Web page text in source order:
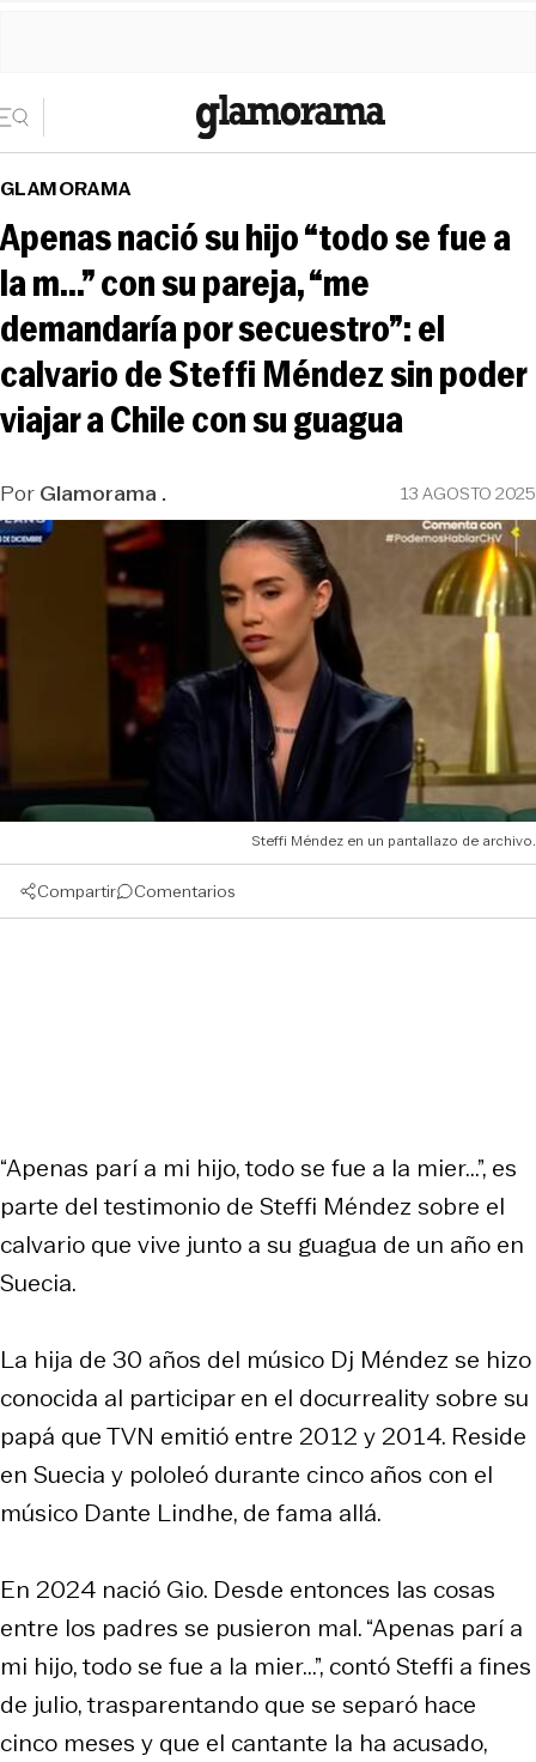
GLAMORAMA
Apenas nació su hijo “todo se fue a
la m...” con su pareja, “me
demandaría por secuestro”: el
calvario de Steffi Méndez sin poder
viajar a Chile con su guagua
PorGlamorama . 13 AGOSTO 2025
Steffi Méndez en un pantallazo de archivo.
Compartir Comentarios
“Apenas parí a mi hijo, todo se fue a la mier...”, es
parte del testimonio de Steffi Méndez sobre el
calvario que vive junto a su guagua de un año en
Suecia.
La hija de 30 años del músico Dj Méndez se hizo
conocida al participar en el docurreality sobre su
papá que TVN emitió entre 2012 y 2014. Reside
en Suecia y pololeó durante cinco años con el
músico Dante Lindhe, de fama allá.
En 2024 nació Gio. Desde entonces las cosas
entre los padres se pusieron mal. “Apenas parí a
mi hijo, todo se fue a la mier...”, contó Steffi a fines
de julio, trasparentando que se separó hace
cinco meses y que el cantante la ha acusado,